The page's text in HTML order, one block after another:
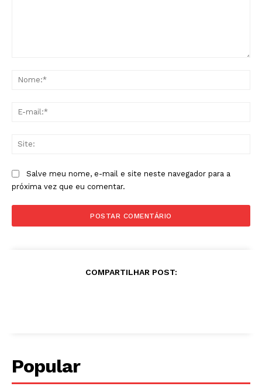
Salve meu nome, e-mail e site neste navegador para a
próxima vez que eu comentar.
COMPARTILHAR POST:
Popular